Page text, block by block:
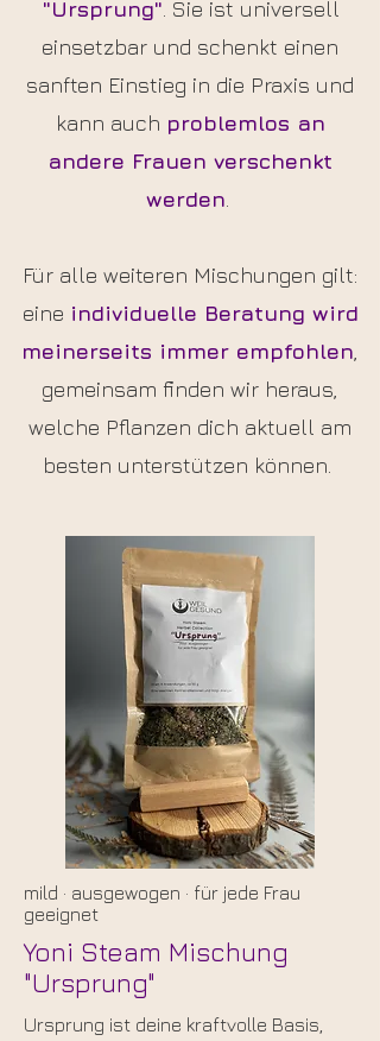
"Ursprung" . Sie ist universell
einsetzbar und schenkt einen
sanften Einstieg in die Praxis und
kann auch problemlos an
andere Frauen verschenkt
werden
Für alle weiteren Mischungen gilt:
eine individuelle Beratung wird
meinerseits immer empfohlen
gemeinsam finden wir heraus,
welche Pflanzen dich aktuell am
besten unterstützen können.
mild · ausgewogen · für jede Frau
geeignet
Yoni Steam Mischung
"Ursprung"
​Ursprung ist deine kraftvolle Basis,